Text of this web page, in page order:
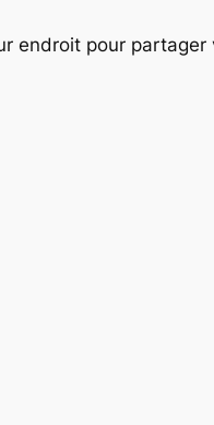
endroit pour